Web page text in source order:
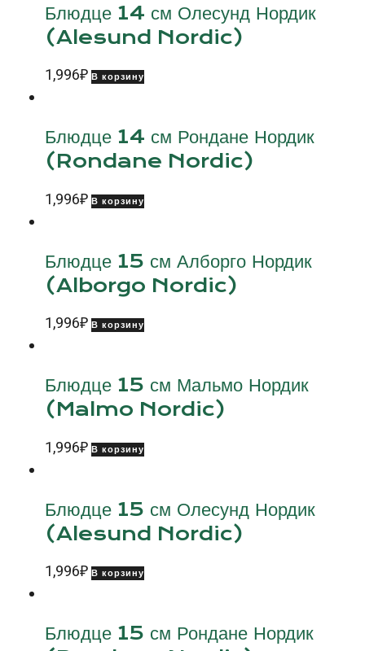
Блюдце 14 см Олесунд Нордик
(Alesund Nordic)
1,996₽ В корзину
Блюдце 14 см Рондане Нордик
(Rondane Nordic)
1,996₽ В корзину
Блюдце 15 см Алборго Нордик
(Alborgo Nordic)
1,996₽ В корзину
Блюдце 15 см Мальмо Нордик
(Malmo Nordic)
1,996₽ В корзину
Блюдце 15 см Олесунд Нордик
(Alesund Nordic)
1,996₽ В корзину
Блюдце 15 см Рондане Нордик